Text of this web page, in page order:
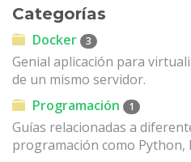
Categorías
Docker 3
Genial aplicación para
de un mismo servidor.
Programación
1
Guías relacionadas a
programación como Python,